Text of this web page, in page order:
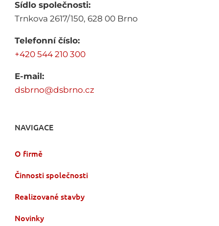
Sídlo společnosti:
Trnkova 2617/150, 628 00 Brno
Telefonní číslo:
+420 544 210 300
E-mail:
dsbrno@dsbrno.cz
NAVIGACE
O firmě
Činnosti společnosti
Realizované stavby
Novinky